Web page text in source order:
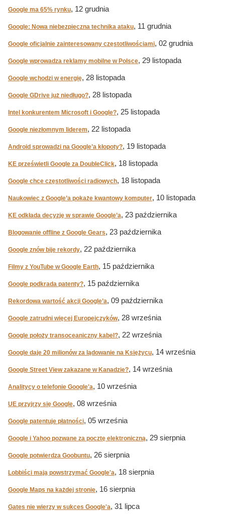
Google ma 65% rynku, 12 grudnia
Google: Nowa niebezpieczna technika ataku, 11 grudnia
Google oficjalnie zainteresowany częstotliwościami, 02 grudnia
Google wprowadza reklamy mobilne w Polsce, 29 listopada
Google wchodzi w energię, 28 listopada
Google GDrive już niedługo?, 28 listopada
Intel konkurentem Microsoft i Google?, 25 listopada
Google niezłomnym liderem, 22 listopada
Android sprowadzi na Google’a kłopoty?, 19 listopada
KE prześwietli Google za DoubleClick, 18 listopada
Google chce częstotliwości radiowych, 18 listopada
Naukowiec z Google’a pokaże kwantowy komputer, 10 listopada
KE odkłada decyzję w sprawie Google’a, 23 października
Blogowanie offline z Google Gears, 23 października
Google znów bije rekordy, 22 października
Filmy z YouTube w Google Earth, 15 października
Google podkrada patenty?, 15 października
Rekordowa wartość akcji Google’a, 09 października
Google zatrudni więcej Europejczyków, 28 września
Google położy transoceaniczny kabel?, 22 września
Google daje 20 milionów za lądowanie na Księżycu, 14 września
Google Street View zakazane w Kanadzie?, 14 września
Analitycy o telefonie Google'a, 10 września
UE przyjrzy się Google, 08 września
Google patentuje płatności, 05 września
Google i Yahoo pozwane za pocztę elektroniczną, 29 sierpnia
Google potwierdza Goobuntu, 26 sierpnia
Lobbiści mają powstrzymać Google'a, 18 sierpnia
Google Maps na każdej stronie, 16 sierpnia
Gates nie wierzy w sukces Google'a, 31 lipca